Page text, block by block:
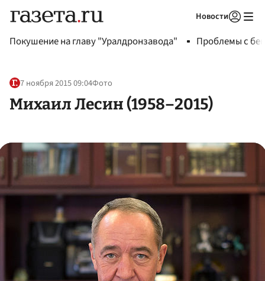
Новости
Покушение на главу "Уралдронзавода" Проблемы с
7 ноября 2015 09:04Фото
Михаил Лесин (1958–2015)